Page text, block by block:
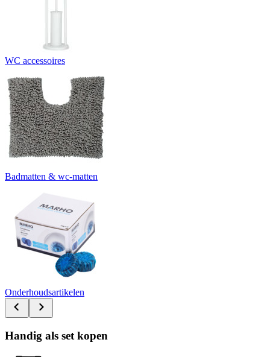
WC accessoires
Badmatten & wc-matten
Onderhoudsartikelen
Handig als set kopen